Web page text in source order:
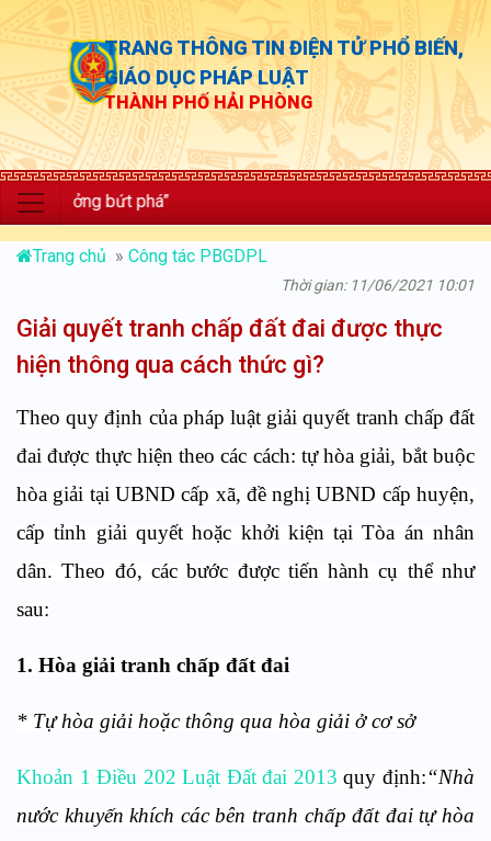
TRANG THÔNG TIN ĐIỆN TỬ PHỔ BIẾN,
GIÁO DỤC PHÁP LUẬT
THÀNH PHỐ HẢI PHÒNG
bứt phá”
Trang chủ » Công tác PBGDPL
Thời gian: 11/06/2021 10:01
Giải quyết tranh chấp đất đai được thực
hiện thông qua cách thức gì?
Theo quy định của pháp luật giải quyết tranh chấp đất
đai được thực hiện theo các cách: tự hòa giải, bắt buộc
hòa giải tại UBND cấp xã, đề nghị UBND cấp huyện,
cấp tỉnh giải quyết hoặc khởi kiện tại Tòa án nhân
dân. Theo đó, các bước được tiến hành cụ thể như
sau:
1. Hòa giải tranh chấp đất đai
* Tự hòa giải hoặc thông qua hòa giải ở cơ sở
Khoản 1 Điều 202 Luật Đất đai 2013 quy định:“Nhà
nước khuyến khích các bên tranh chấp đất đai tự hòa